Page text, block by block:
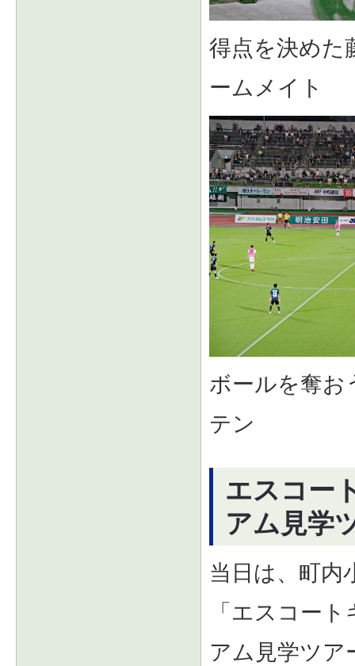
得点を決めた
ームメイト
ボールを奪お
テン
エスコー
アム見学
当日は、町内
「エスコー
アム見学ツア